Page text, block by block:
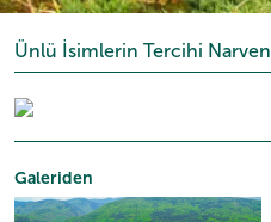
Galeriden
Ünlü İsimlerin Tercihi Narven